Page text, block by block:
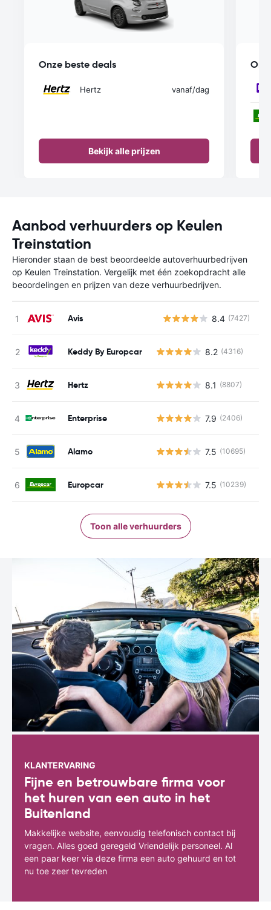
Onze beste deals
Hertz vanaf/dag
Bekijk alle prijzen
Aanbod verhuurders op Keulen
Treinstation
Hieronder staan de best beoordeelde autoverhuurbedrijven
op Keulen Treinstation. Vergelijk met één zoekopdracht alle
beoordelingen en prijzen van deze verhuurbedrijven.
Avis 8.4 (7427)
Keddy By Europcar 8.2 (4316)
Hertz 8.1 (8807)
Enterprise 7.9 (2406)
Alamo 7.5 (10695)
Europcar 7.5 (10239)
Toon alle verhuurders
KLANTERVARING
Fijne en betrouwbare firma voor
het huren van een auto in het
Buitenland
Makkelijke website, eenvoudig telefonisch contact bij
vragen. Alles goed geregeld Vriendelijk personeel. Al
een paar keer via deze firma een auto gehuurd en tot
nu toe zeer tevreden